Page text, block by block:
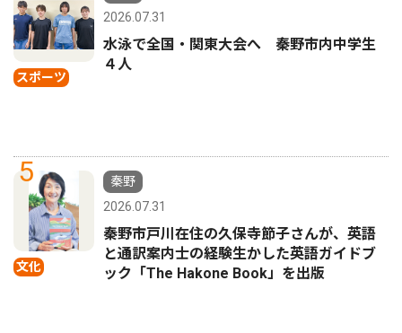
スポーツ
2026.07.31
水泳で全国・関東大会へ 秦野市内中学生
４人
5
文化
秦野
2026.07.31
秦野市戸川在住の久保寺節子さんが、英語
と通訳案内士の経験生かした英語ガイドブ
ック「The Hakone Book」を出版